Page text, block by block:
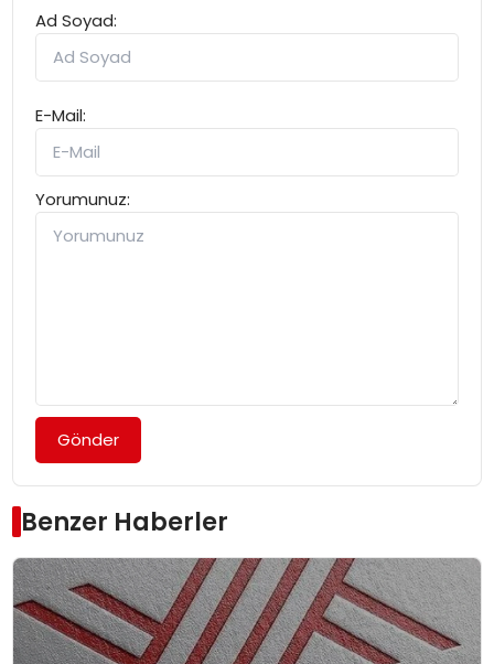
Ad Soyad:
E-Mail:
Yorumunuz:
Gönder
Benzer Haberler